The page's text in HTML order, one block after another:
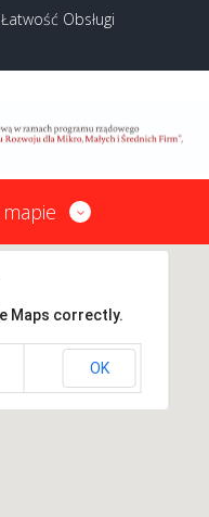
Obsługi
Maps correctly.
OK